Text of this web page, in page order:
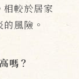
相較於居家
風險。
嗎？